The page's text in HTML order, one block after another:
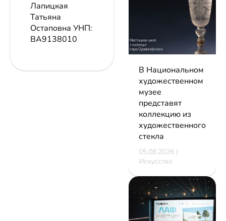
Лапицкая
Татьяна
Остаповна УНП:
ВА9138010
В Национальном
художественном
музее
представят
коллекцию из
художественного
стекла
05.08.2026 |
Искусство